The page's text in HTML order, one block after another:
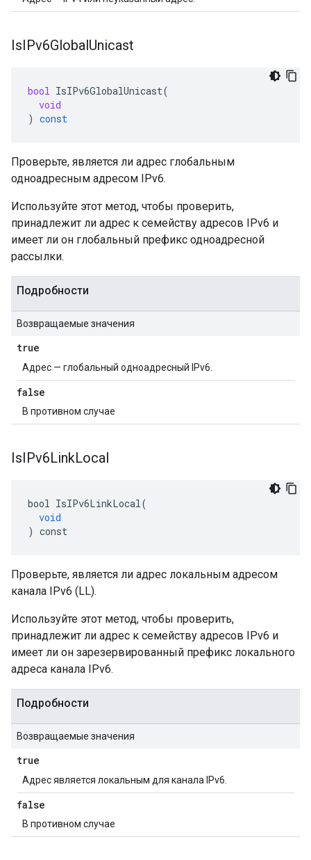
IsIPv6GlobalUnicast
bool IsIPv6GlobalUnicast(
void
) const
Проверьте, является ли адрес глобальным
одноадресным адресом IPv6.
Используйте этот метод, чтобы проверить,
принадлежит ли адрес к семейству адресов IPv6 и
имеет ли он глобальный префикс одноадресной
рассылки.
Подробности
Возвращаемые значения
true
Адрес — глобальный одноадресный IPv6.
false
В противном случае
IsIPv6LinkLocal
bool IsIPv6LinkLocal(
void
) const
Проверьте, является ли адрес локальным адресом
канала IPv6 (LL).
Используйте этот метод, чтобы проверить,
принадлежит ли адрес к семейству адресов IPv6 и
имеет ли он зарезервированный префикс локального
адреса канала IPv6.
Подробности
Возвращаемые значения
true
Адрес является локальным для канала IPv6.
false
В противном случае